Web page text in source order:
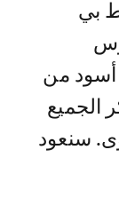
بي
رجل أسود من
الجميع
سنعود